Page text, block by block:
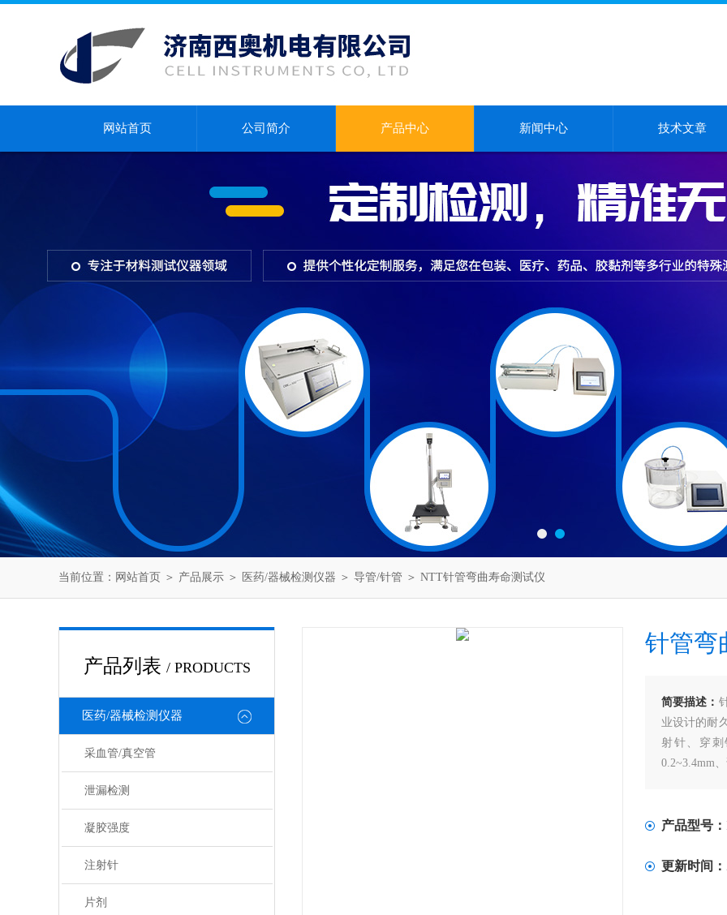
网站首页 公司简介 产品中心 新闻中心 技术文章
当前位置： 网站首页 ＞ 产品展示 ＞ 医药/器械检测仪器 ＞ 导管/针管 ＞ NTT针管弯曲寿命测试仪
产品列表 / PRODUCTS
医药/器械检测仪器
采血管/真空管
泄漏检测
凝胶强度
注射针
片剂
针管弯
简要描述：
业设计的耐
射针、穿
0.2~3.4mm
产品型号：
更新时间：